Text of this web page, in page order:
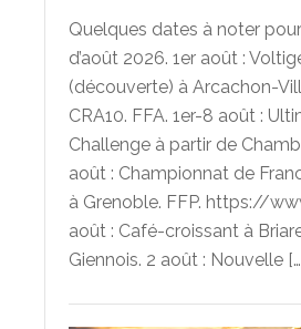
Quelques dates à noter
d’août 2026. 1er août :
(découverte) à Arcachon-
CRA10. FFA. 1er-8 août :
Challenge à partir de
août : Championnat de
à Grenoble. FFP. https://
août : Café-croissant à
Giennois. 2 août : Nouvelle